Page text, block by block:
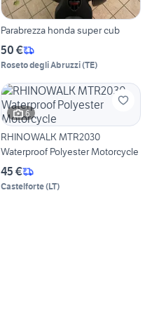
Parabrezza honda super cub
50 €
Roseto degli Abruzzi(TE)
6
RHINOWALK MTR2030
Waterproof Polyester Motorcycle
45 €
Castelforte(LT)